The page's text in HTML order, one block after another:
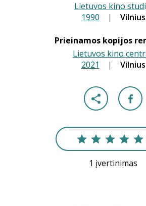
Lietuvos kino
1990 | Vilnius
Prieinamos kopijos
Lietuvos kino
2021 | Vilnius
1 įvertinimas